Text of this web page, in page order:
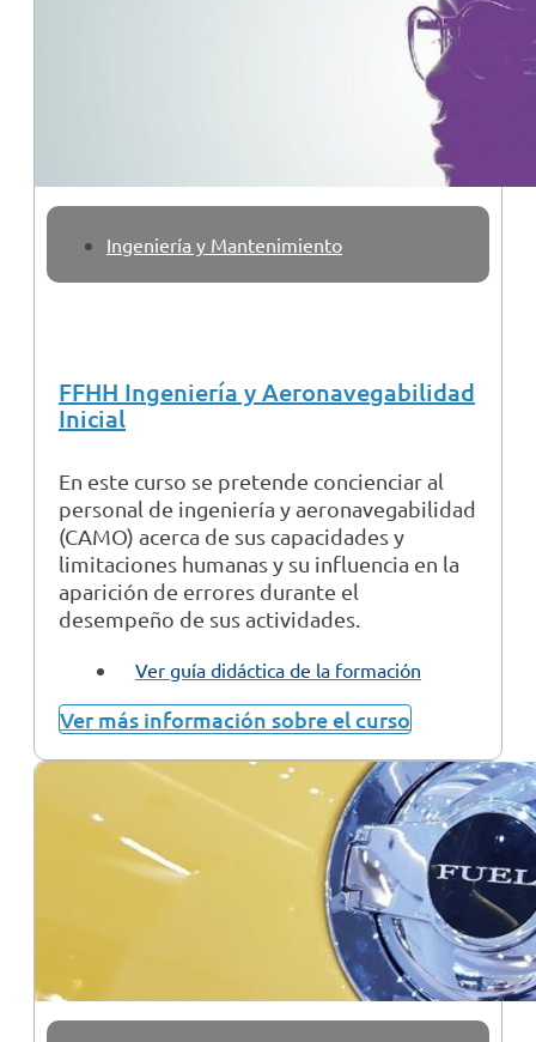
Ingeniería y Mantenimiento
FFHH Ingeniería y Aeronavegabilidad
Inicial
En este curso se pretende concienciar al
personal de ingeniería y aeronavegabilidad
(CAMO) acerca de sus capacidades y
limitaciones humanas y su influencia en la
aparición de errores durante el
desempeño de sus actividades.
Ver guía didáctica de la formación
Ver más información sobre el curso